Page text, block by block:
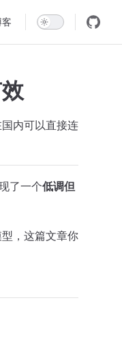
内可以直接连
了一个低调但
，这篇文章你